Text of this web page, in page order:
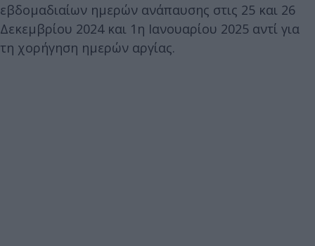
εβδομαδιαίων ημερών ανάπαυσης στις 25 και 26
Δεκεμβρίου 2024 και 1η Ιανουαρίου 2025 αντί για
τη χορήγηση ημερών αργίας.